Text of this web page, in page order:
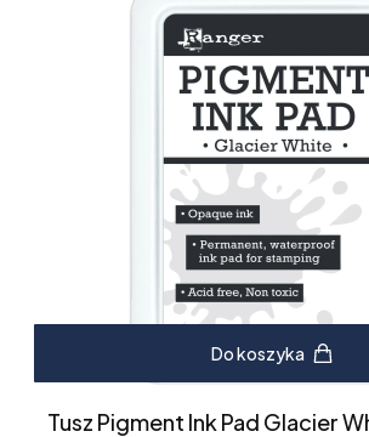
Do koszyka
Tusz Pigment Ink Pad Glacier